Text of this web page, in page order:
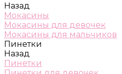
Назад
Мокасины
Мокасины для девочек
Мокасины для мальчиков
Пинетки
Назад
Пинетки